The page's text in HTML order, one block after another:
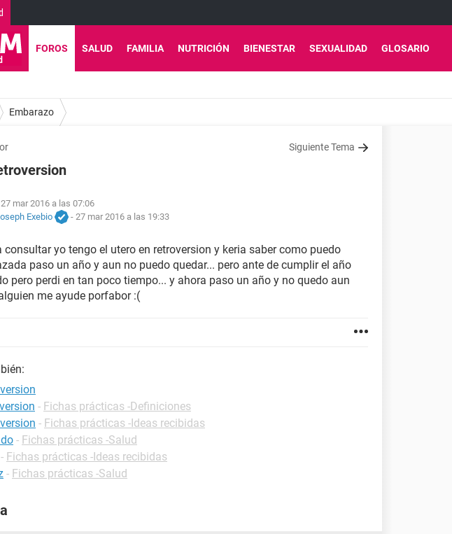
FOROS SALUD FAMILIA NUTRICIÓN BIENESTAR SEXUALIDAD GLOSARIO
Embarazo
Siguiente Tema
mar 2016 a las 07:06
Exebio
- 27 mar 2016 a las 19:33
consultar yo tengo el utero en retroversion y keria saber como puedo
paso un año y aun no puedo quedar... pero ante de cumplir el año
pero perdi en tan poco tiempo... y ahora paso un año y no quedo aun
me ayude porfabor :(
- Fichas prácticas -Definiciones
- Fichas prácticas -Ideas recibidas
- Fichas prácticas -Salud
- Fichas prácticas -Ideas recibidas
- Fichas prácticas -Salud